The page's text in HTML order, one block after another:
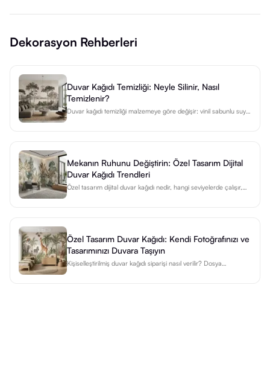
Dekorasyon Rehberleri
Duvar Kağıdı Temizliği: Neyle Silinir, Nasıl
Temizlenir?
Duvar kağıdı temizliği malzemeye göre değişir: vinil sabunlu suyla
Mekanın Ruhunu Değiştirin: Özel Tasarım Dijital
Duvar Kağıdı Trendleri
Özel tasarım dijital duvar kağıdı nedir, hangi seviyelerde çalışır,
Özel Tasarım Duvar Kağıdı: Kendi Fotoğrafınızı ve
Tasarımınızı Duvara Taşıyın
Kişiselleştirilmiş duvar kağıdı siparişi nasıl verilir? Dosya